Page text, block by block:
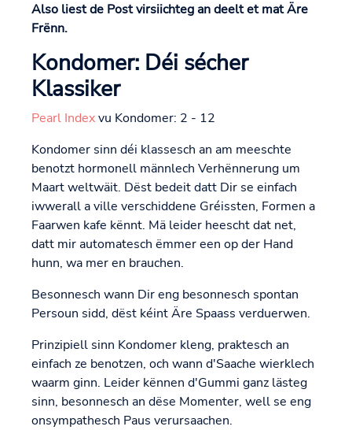
Also liest de Post virsiichteg an deelt et mat Äre
Frënn.
Kondomer: Déi sécher
Klassiker
Pearl Indexvu Kondomer: 2 - 12
Kondomer sinn déi klassesch an am meeschte
benotzt hormonell männlech Verhënnerung um
Maart weltwäit. Dëst bedeit datt Dir se einfach
iwwerall a ville verschiddene Gréissten, Formen a
Faarwen kafe kënnt. Mä leider heescht dat net,
datt mir automatesch ëmmer een op der Hand
hunn, wa mer en brauchen.
Besonnesch wann Dir eng besonnesch spontan
Persoun sidd, dëst kéint Äre Spaass verduerwen.
Prinzipiell sinn Kondomer kleng, praktesch an
einfach ze benotzen, och wann d'Saache wierklech
waarm ginn. Leider kënnen d'Gummi ganz lästeg
sinn, besonnesch an dëse Momenter, well se eng
onsympathesch Paus verursaachen.